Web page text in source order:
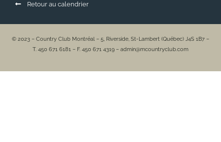
Retour au calendrier
© 2023 – Country Club Montréal – 5, Riverside, St-Lambert (Québec) J4S 1B7 –
T. 450 671 6181 – F. 450 671 4319 – admin@mcountryclub.com